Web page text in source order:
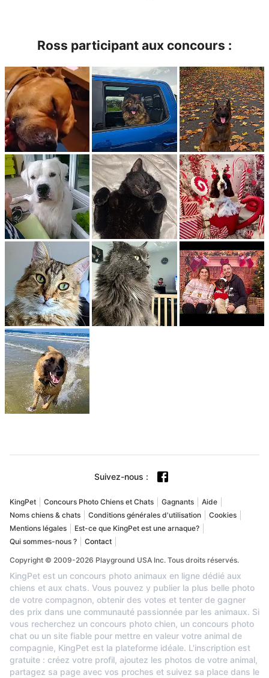
Ross participant aux concours :
Suivez-nous :
KingPet Concours Photo Chiens et Chats Gagnants
Aide
Noms chiens & chats
Conditions générales d'utilisation
Cookies
Mentions légales
Est-ce que KingPet est une arnaque?
Qui sommes-nous ?
Contact
Copyright © 2009-2026 Playground USA Inc. Tous droits réservés.
KingPet est un concours photo animaux en ligne dédié aux
chiens et aux chats. Vous pouvez y publier la plus belle photo
de votre compagnon, obtenir des votes et tenter de gagner
des prix dans une communauté passionnée par les animaux. Si
vous recherchez un concours photo chien, un concours photo
chat ou un site fiable pour mettre en valeur votre animal de
compagnie, KingPet est la plateforme idéale. L'inscription est
gratuite : créez votre profil, ajoutez les photos de votre animal,
partagez sa page avec vos proches et suivez sa place dans le